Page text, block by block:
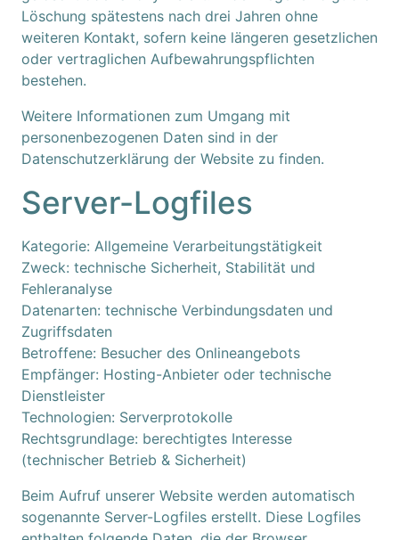
Löschung spätestens nach drei Jahren ohne
weiteren Kontakt, sofern keine längeren gesetzlichen
oder vertraglichen Aufbewahrungspflichten
bestehen.
Weitere Informationen zum Umgang mit
personenbezogenen Daten sind in der
Datenschutzerklärung der Website zu finden.
Server-Logfiles
Kategorie: Allgemeine Verarbeitungstätigkeit
Zweck: technische Sicherheit, Stabilität und
Fehleranalyse
Datenarten: technische Verbindungsdaten und
Zugriffsdaten
Betroffene: Besucher des Onlineangebots
Empfänger: Hosting-Anbieter oder technische
Dienstleister
Technologien: Serverprotokolle
Rechtsgrundlage: berechtigtes Interesse
(technischer Betrieb & Sicherheit)
Beim Aufruf unserer Website werden automatisch
sogenannte Server-Logfiles erstellt. Diese Logfiles